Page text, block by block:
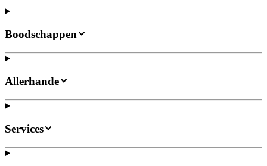
Boodschappen
Allerhande
Services